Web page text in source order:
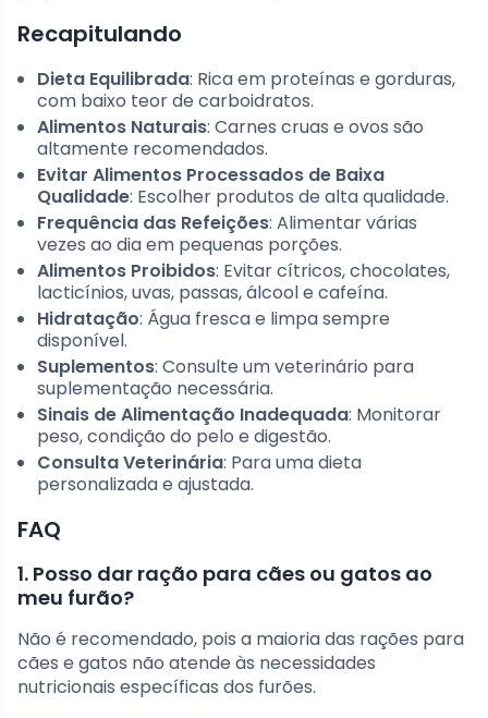
Recapitulando
Dieta Equilibrada: Rica em proteínas e gorduras,
com baixo teor de carboidratos.
Alimentos Naturais: Carnes cruas e ovos são
altamente recomendados.
Evitar Alimentos Processados de Baixa
Qualidade: Escolher produtos de alta qualidade.
Frequência das Refeições: Alimentar várias
vezes ao dia em pequenas porções.
Alimentos Proibidos: Evitar cítricos, chocolates,
lacticínios, uvas, passas, álcool e cafeína.
Hidratação: Água fresca e limpa sempre
disponível.
Suplementos: Consulte um veterinário para
suplementação necessária.
Sinais de Alimentação Inadequada: Monitorar
peso, condição do pelo e digestão.
Consulta Veterinária: Para uma dieta
personalizada e ajustada.
FAQ
1. Posso dar ração para cães ou gatos ao
meu furão?
Não é recomendado, pois a maioria das rações para
cães e gatos não atende às necessidades
nutricionais específicas dos furões.